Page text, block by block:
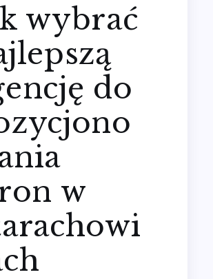
wybrać
do
w